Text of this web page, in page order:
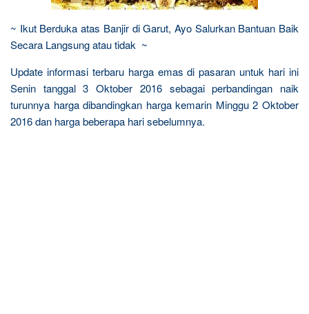
~ Ikut Berduka atas Banjir di Garut, Ayo Salurkan Bantuan Baik
Secara Langsung atau tidak ~
Update informasi terbaru harga emas di pasaran untuk hari ini
Senin tanggal 3 Oktober 2016 sebagai perbandingan naik
turunnya harga dibandingkan harga kemarin Minggu 2 Oktober
2016 dan harga beberapa hari sebelumnya.